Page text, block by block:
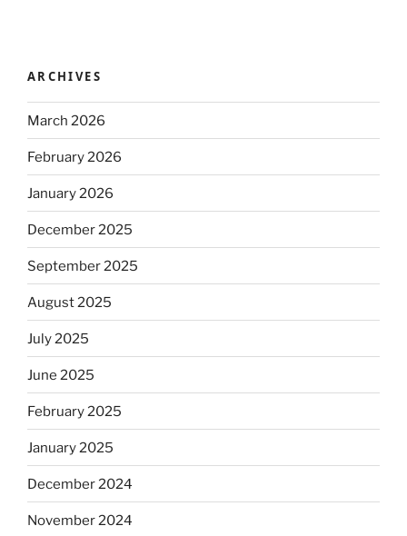
ARCHIVES
March 2026
February 2026
January 2026
December 2025
September 2025
August 2025
July 2025
June 2025
February 2025
January 2025
December 2024
November 2024